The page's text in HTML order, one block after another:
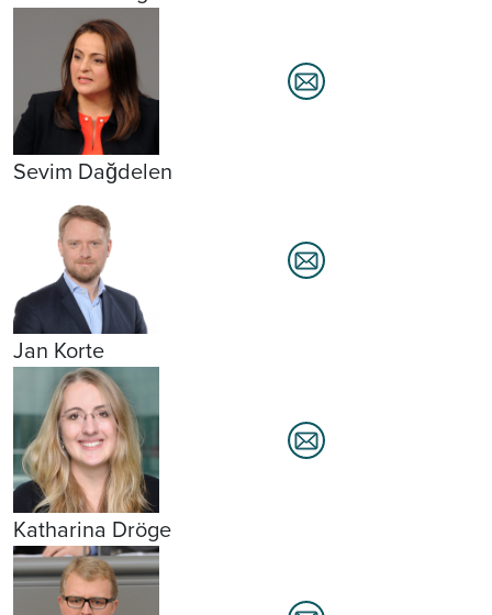
Sevim Dağdelen
Jan Korte
Katharina Dröge